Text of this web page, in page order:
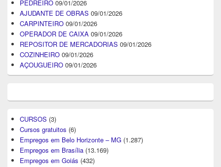
PEDREIRO 09/01/2026
AJUDANTE DE OBRAS 09/01/2026
CARPINTEIRO 09/01/2026
OPERADOR DE CAIXA 09/01/2026
REPOSITOR DE MERCADORIAS 09/01/2026
COZINHEIRO 09/01/2026
AÇOUGUEIRO 09/01/2026
CURSOS (3)
Cursos gratuitos (6)
Empregos em Belo Horizonte – MG (1.287)
Empregos em Brasília (13.169)
Empregos em Goiás (432)